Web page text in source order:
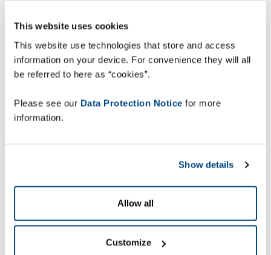
This website uses cookies
This website use technologies that store and access
information on your device. For convenience they will all
be referred to here as “cookies”.
Please see our Data Protection Notice for more
information.
Show details
Allow all
Customize